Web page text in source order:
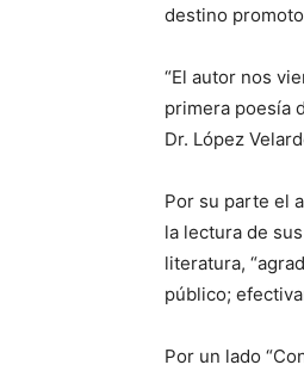
destino
“El autor nos
primera poesía
Dr. López
Por su parte el
la lectura de
literatura,
público;
Por un lado